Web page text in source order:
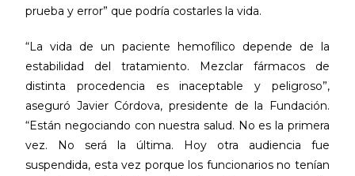
prueba y error” que podría costarles la vida.
“La vida de un paciente hemofílico depende de la
estabilidad del tratamiento. Mezclar fármacos de
distinta procedencia es inaceptable y peligroso”,
aseguró Javier Córdova, presidente de la Fundación.
“Están negociando con nuestra salud. No es la primera
vez. No será la última. Hoy otra audiencia fue
suspendida, esta vez porque los funcionarios no tenían